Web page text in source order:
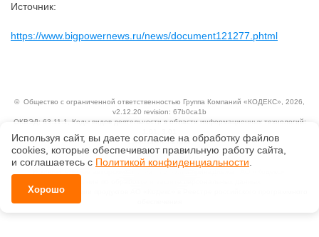
Источник:
https://www.bigpowernews.ru/news/document121277.phtml
© Общество с ограниченной ответственностью Группа Компаний «КОДЕКС» , 2026,
v2.12.20 revision: 67b0ca1b
ОКВЭД: 63.11.1, Коды видов деятельности в области информационных технологий:
Ценовая политика
Технологии
Справка о регистрации продуктов АО «Кодекс» в Реестре российского программного
Используя сайт, вы даете согласие на обработку файлов
сооkiеs, которые обеспечивают правильную работу сайта,
и соглашаетесь с Политикой конфиденциальности
Хорошо